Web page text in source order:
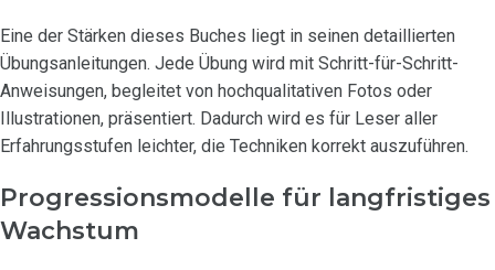
Eine der Stärken dieses Buches liegt in seinen detaillierten
Übungsanleitungen. Jede Übung wird mit Schritt-für-Schritt-
Anweisungen, begleitet von hochqualitativen Fotos oder
Illustrationen, präsentiert. Dadurch wird es für Leser aller
Erfahrungsstufen leichter, die Techniken korrekt auszuführen.
Progressionsmodelle für langfristiges
Wachstum